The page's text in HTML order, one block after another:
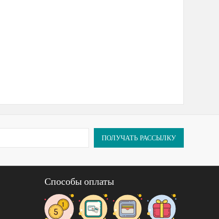
ПОЛУЧАТЬ РАССЫЛКУ
Способы оплаты